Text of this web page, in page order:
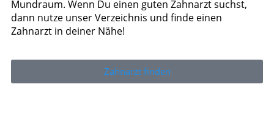
Mundraum. Wenn Du einen guten Zahnarzt suchst,
dann nutze unser Verzeichnis und finde einen
Zahnarzt in deiner Nähe!
Zahnarzt finden